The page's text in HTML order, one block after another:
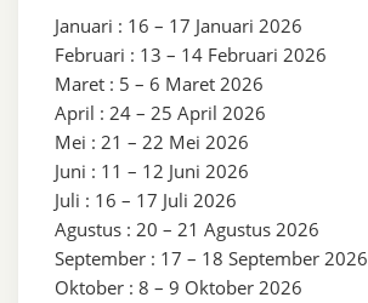
Januari : 16 – 17 Januari 2026
Februari : 13 – 14 Februari 2026
Maret : 5 – 6 Maret 2026
April : 24 – 25 April 2026
Mei : 21 – 22 Mei 2026
Juni : 11 – 12 Juni 2026
Juli : 16 – 17 Juli 2026
Agustus : 20 – 21 Agustus 2026
September : 17 – 18 September 2026
Oktober : 8 – 9 Oktober 2026